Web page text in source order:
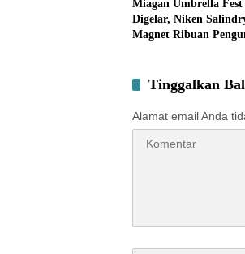
Miagan Umbrella Fest
Digelar, Niken
Magnet Ribuan
Tinggalkan
Alamat email Anda